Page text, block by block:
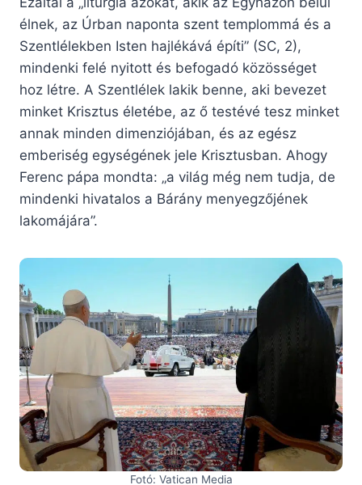
élnek, az Úrban naponta szent templommá és a
Szentlélekben Isten hajlékává építi” (SC, 2),
mindenki felé nyitott és befogadó közösséget
hoz létre. A Szentlélek lakik benne, aki bevezet
minket Krisztus életébe, az ő testévé tesz minket
annak minden dimenziójában, és az egész
emberiség egységének jele Krisztusban. Ahogy
Ferenc pápa mondta: „a világ még nem tudja, de
mindenki hivatalos a Bárány menyegzőjének
lakomájára”.
Fotó: Vatican Media